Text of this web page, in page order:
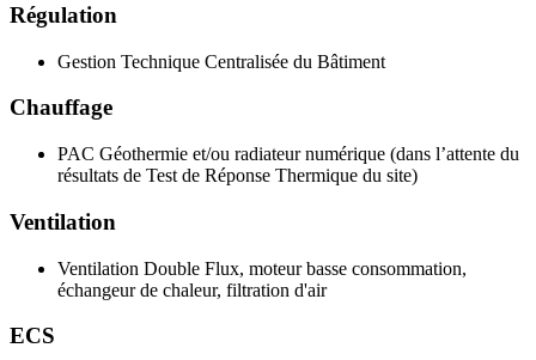
Régulation
Gestion Technique Centralisée du Bâtiment
Chauffage
PAC Géothermie et/ou radiateur numérique (dans l’attente du
résultats de Test de Réponse Thermique du site)
Ventilation
Ventilation Double Flux, moteur basse consommation,
échangeur de chaleur, filtration d'air
ECS